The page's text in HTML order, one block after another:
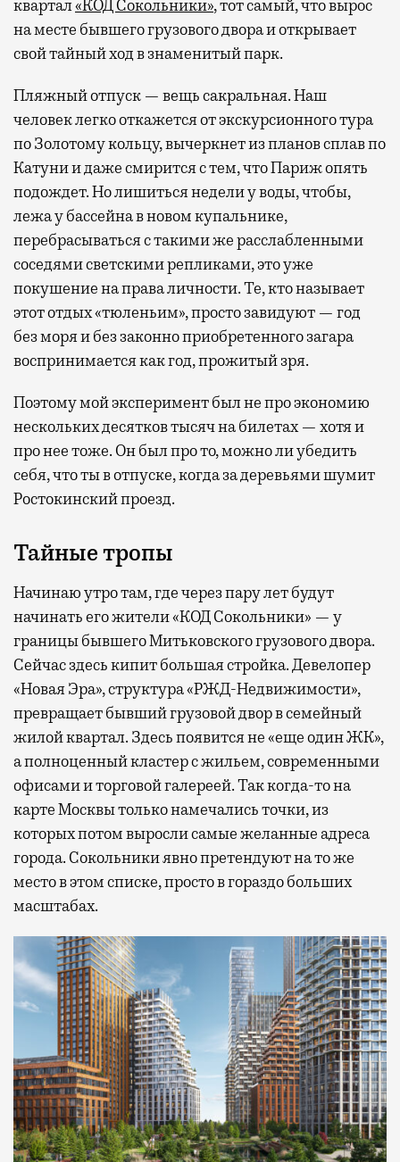
квартал«КОД Сокольники», тот самый, что вырос
на месте бывшего грузового двора и открывает
свой тайный ход в знаменитый парк.
Пляжный отпуск — вещь сакральная. Наш
человек легко откажется от экскурсионного тура
по Золотому кольцу, вычеркнет из планов сплав по
Катуни и даже смирится с тем, что Париж опять
подождет. Но лишиться недели у воды, чтобы,
лежа у бассейна в новом купальнике,
перебрасываться с такими же расслабленными
соседями светскими репликами, это уже
покушение на права личности. Те, кто называет
этот отдых «тюленьим», просто завидуют — год
без моря и без законно приобретенного загара
воспринимается как год, прожитый зря.
Поэтому мой эксперимент был не про экономию
нескольких десятков тысяч на билетах — хотя и
про нее тоже. Он был про то, можно ли убедить
себя, что ты в отпуске, когда за деревьями шумит
Ростокинский проезд.
Тайные тропы
Начинаю утро там, где через пару лет будут
начинать его жители «КОД Сокольники» — у
границы бывшего Митьковского грузового двора.
Сейчас здесь кипит большая стройка. Девелопер
«Новая Эра», структура «РЖД-Недвижимости»,
превращает бывший грузовой двор в семейный
жилой квартал. Здесь появится не «еще один ЖК»,
а полноценный кластер с жильем, современными
офисами и торговой галереей. Так когда-то на
карте Москвы только намечались точки, из
которых потом выросли самые желанные адреса
города. Сокольники явно претендуют на то же
место в этом списке, просто в гораздо больших
масштабах.